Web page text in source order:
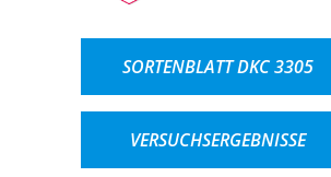
SORTENBLATT DKC 3305
VERSUCHSERGEBNISSE